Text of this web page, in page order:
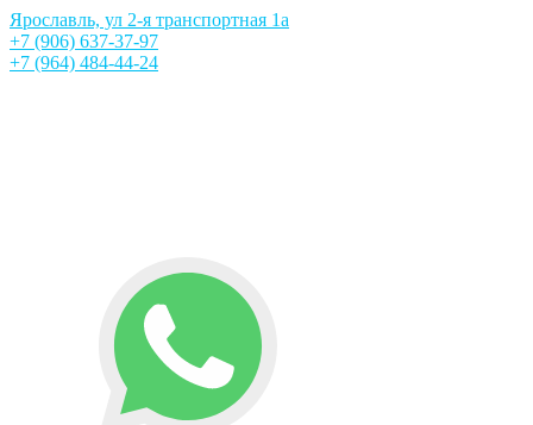
Ярославль, ул 2-я транспортная 1а
+7 (906) 637-37-97
+7 (964) 484-44-24